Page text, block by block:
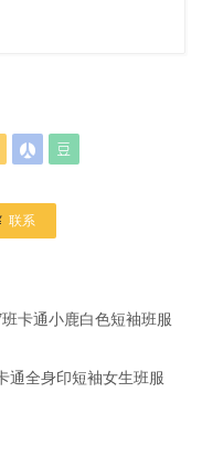
 
联系
卡通小鹿白色短袖班服
通全身印短袖女生班服